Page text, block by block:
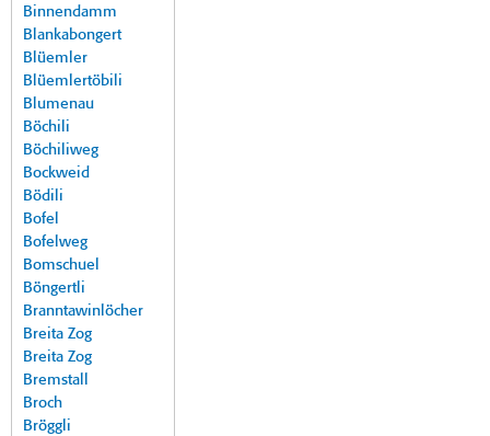
Binnendamm
Blankabongert
Blüemler
Blüemlertöbili
Blumenau
Böchili
Böchiliweg
Bockweid
Bödili
Bofel
Bofelweg
Bomschuel
Böngertli
Branntawinlöcher
Breita Zog
Breita Zog
Bremstall
Broch
Bröggli